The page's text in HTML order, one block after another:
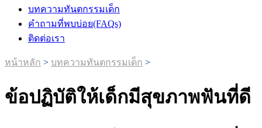
บทความทันตกรรมเด็ก
คำถามที่พบบ่อย(FAQs)
ติดต่อเรา
หน้าหลัก > บทความทันตกรรมเด็ก >
ข้อปฏิบัติให้เด็กมีสุขภาพฟันที่ดี